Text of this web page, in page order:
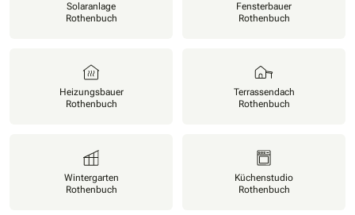
Solaranlage
Rothenbuch
Fensterbauer
Rothenbuch
Heizungsbauer
Rothenbuch
Terrassendach
Rothenbuch
Wintergarten
Rothenbuch
Küchenstudio
Rothenbuch